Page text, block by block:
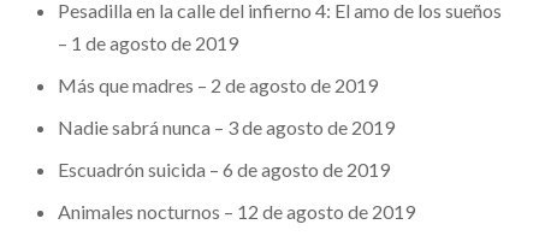
Pesadilla en la calle del infierno 4: El amo de los sueños
– 1 de agosto de 2019
Más que madres – 2 de agosto de 2019
Nadie sabrá nunca – 3 de agosto de 2019
Escuadrón suicida – 6 de agosto de 2019
Animales nocturnos – 12 de agosto de 2019